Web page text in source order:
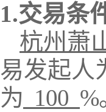
1.交易条
杭州萧
易发起人
为 100 %